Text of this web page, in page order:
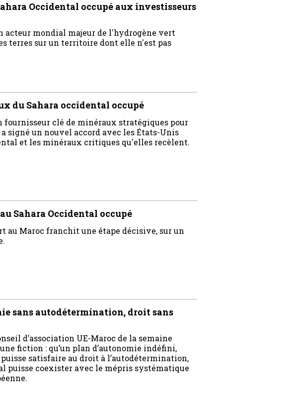
Occidental occupé aux investisseurs
acteur mondial majeur de l'hydrogène vert
terres sur un territoire dont elle n'est pas
du Sahara occidental occupé
fournisseur clé de minéraux stratégiques pour
signé un nouvel accord avec les États-Unis
et les minéraux critiques qu'elles recèlent.
Sahara Occidental occupé
au Maroc franchit une étape décisive, sur un
sans autodétermination, droit sans
d’association UE-Maroc de la semaine
fiction : qu’un plan d’autonomie indéfini,
satisfaire au droit à l’autodétermination,
puisse coexister avec le mépris systématique